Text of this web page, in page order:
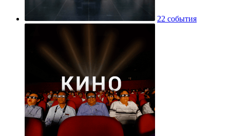
22 события